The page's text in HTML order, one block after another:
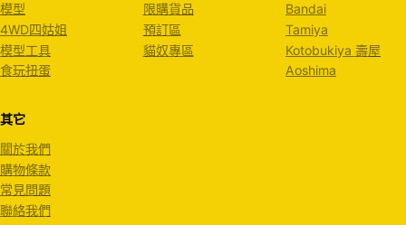
模型
4WD四姑姐
模型工具
食玩扭蛋
限購貨品
預訂區
貓奴專區
Bandai
Tamiya
Kotobukiya 壽屋
Aoshima
其它
關於我們
購物條款
常見問題
聯絡我們